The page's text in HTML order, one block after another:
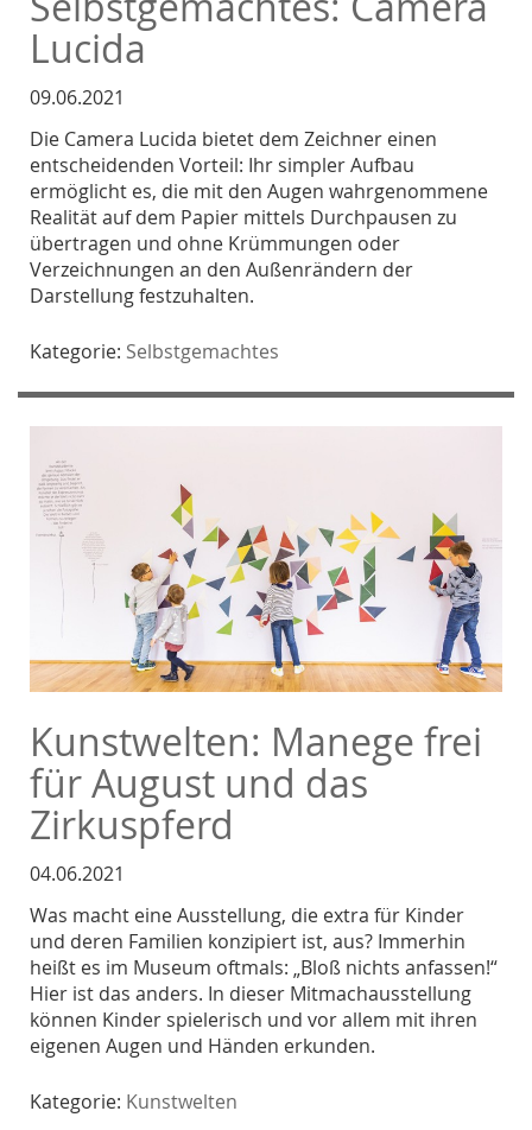
Lucida
09.06.2021
Die Camera Lucida bietet dem Zeichner einen
entscheidenden Vorteil: Ihr simpler Aufbau
ermöglicht es, die mit den Augen wahrgenommene
Realität auf dem Papier mittels Durchpausen zu
übertragen und ohne Krümmungen oder
Verzeichnungen an den Außenrändern der
Darstellung festzuhalten.
Kategorie: Selbstgemachtes
Kunstwelten: Manege frei
für August und das
Zirkuspferd
04.06.2021
Was macht eine Ausstellung, die extra für Kinder
und deren Familien konzipiert ist, aus? Immerhin
heißt es im Museum oftmals: „Bloß nichts anfassen!“
Hier ist das anders. In dieser Mitmachausstellung
können Kinder spielerisch und vor allem mit ihren
eigenen Augen und Händen erkunden.
Kategorie: Kunstwelten